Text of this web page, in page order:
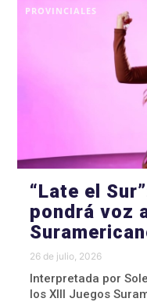
PROVINCIALES
“Late el
pondrá voz
26 de julio, 2026
Interpretada por
los XIII Juegos